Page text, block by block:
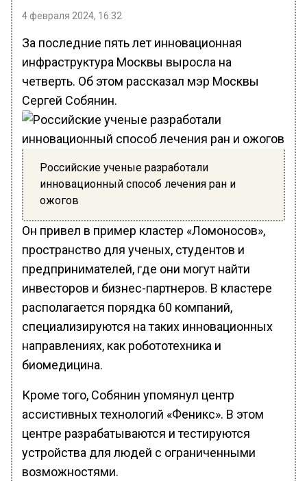
4 февраля 2024, 16:32
За последние пять лет инновационная
инфраструктура Москвы выросла на
четверть. Об этом рассказал мэр Москвы
Сергей Собянин.
Российские ученые разработали
инновационный способ лечения ран и
ожогов
Он привел в пример кластер «Ломоносов»,
пространство для ученых, студентов и
предпринимателей, где они могут найти
инвесторов и бизнес-партнеров. В кластере
располагается порядка 60 компаний,
специализируются на таких инновационных
направлениях, как робототехника и
биомедицина.
Кроме того, Собянин упомянул центр
ассистивных технологий «Феникс». В этом
центре разрабатываются и тестируются
устройства для людей с ограниченными
возможностями.